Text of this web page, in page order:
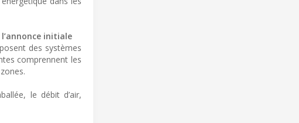
initiale
des systèmes
comprennent les
le débit d’air,